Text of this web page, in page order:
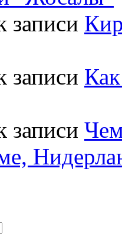
записи
записи
записи